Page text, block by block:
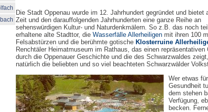
Die Stadt Oppenau wurde im 12. Jahrhundert gegründet und bietet
Zeit und den darauffolgenden Jahrhunderten eine ganze Reihe an
sehenswürdigen Kultur- und Naturdenkmälern. So z.B. das noch
erhaltene alte Stadttor, die Wasserfälle Allerheiligen mit ihren 100
Felsabstürzen und die berühmte gotische Klosterruine
Renchtäler Heimatmuseum im Rathaus, das einen repräsentativen
durch die Oppenauer Geschichte und die des Schwarzwaldes
natürlich die beliebten und so viel beachteten Schwarzwälder
Wer etwas
Gesundheit
dem stehen
Verfügung,
becken.